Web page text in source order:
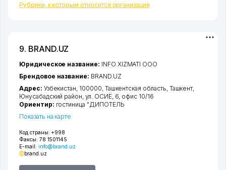
Рубрики, к которым относится организация
9. BRAND.UZ
Код страны: +998
Факсы: 78 1501145
E-mail: info@brand.uz
brand.uz
Юридическое название: INFO XIZMATI ООО
Брендовое название: BRAND.UZ
Адрес: Узбекистан, 100000, Ташкентская область Ташкент
Юнусабадский район ,ул. ОСИЁ, 6, офис 10/16
Ориентир: гостиница "ДИПОТЕЛЬ
Показать на карте